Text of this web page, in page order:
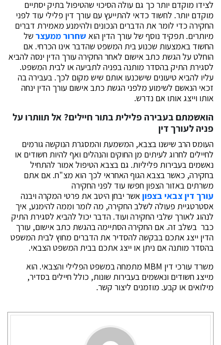
לצידו מוקדם יותר כך גם עולה הסיכוי שהטיפול בתיק יסתיים
מוקדם יותר. לחשוד כדאי להתייעץ עם עורך דין פלילי עוד לפני
החקירה כדי לומר את הדברים הנכונים ולהימנע מאמירת דברים
מיותרים. תפקיד נוסף של עורך הדין הוא שחרור ממעצרשל
החשוד באמצעות שכנוע בית המשפט שהדבר אינו הכרחי. אם
הוחלט על הגשת כתב אישום לאחר החקירה עורך הדין ינסה להביא
לסגירת התיק בהסדר מותנה בפניה לתביעה או לבית המשפט.
עליו להביא טיעונים שישכנעו אותם שיש מקום לכך. בעבירה בה
זכאי הנאשם לשימוע מלפני הגשת כתב אישום עורך הדין ינחה
אותו וייצג אותו אם נדרש.
הואשמתם בעבירה פלילית בתור חיילים? אל תוותרו על
פניה לעורך דין
העומס הרב שישנו בצבא, המשמעת והמסגרת הנוקשה גורמים
לחיילים לחרוג לעיתים מן החוקים והנהלים ואף להיות חשודים או
נאשמים בעבירות פליליות. גם בצבא הטיפול אמור להתחיל
בחקירה, כאשר בצבא הגוף האחראי לכך הוא מצ"ח. אם אתם
משרתים באזור הצפון חפשו עוד לפני החקירה
עורך דין צבאי בצפוןאשר יבחן היטב את פרטי המקרה ויבנה
אסטרטגיית פעולה לשלב החקירה, מה לומר וממה להימנע, איך
לנהוג לאורך שלבי החקירה ועוד. הדבר יכול להביא לסגירת התיק
כבר בשלב זה. אם החקירה הסתיימה בהגשת כתב אישום, עורך
הדין ייצג אתכם בבקשה להסדיר את הדברים מחוץ לבית המשפט
בהסדר מותנה אם ניתן או ייצג אתכם בבית המשפט הצבאי.
משרד עורכי דין MBM מתמחה במשפט הפלילי והצבאי. הוא
מייצג חשודים ונאשמים בעבירות שונות, כולל חיילים בסדיר,
מילואים או קבע. מוזמנים ליצור קשר.